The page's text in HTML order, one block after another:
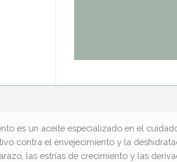
es un aceite especializado en el
contra el envejecimiento y la
las estrías de crecimiento y las